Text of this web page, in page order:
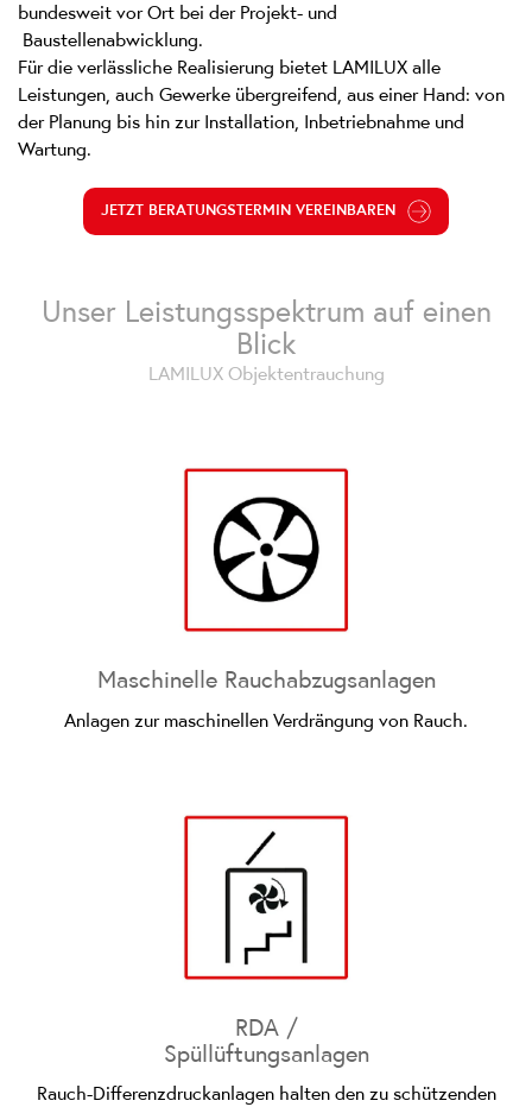
bundesweit vor Ort bei der Projekt- und
Baustellenabwicklung.
Für die verlässliche Realisierung bietet LAMILUX alle
Leistungen, auch Gewerke übergreifend, aus einer Hand: von
der Planung bis hin zur Installation, Inbetriebnahme und
Wartung.
JETZT BERATUNGSTERMIN VEREINBAREN
Unser Leistungsspektrum auf einen
Blick
LAMILUX Objektentrauchung
Maschinelle Rauchabzugsanlagen
Anlagen zur maschinellen Verdrängung von Rauch.
RDA /
Spüllüftungsanlagen
Rauch-Differenzdruckanlagen halten den zu schützenden